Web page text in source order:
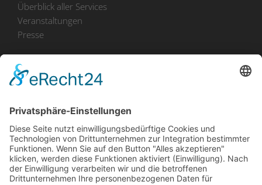
Überblick aller Services
Veranstaltungen
Presse
Bekanntmachungen
Zu uns
Unser Team
Arbeiten bei Innovation Salzburg